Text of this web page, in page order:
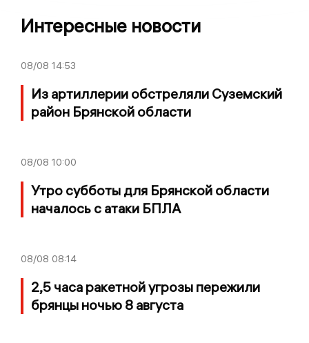
Интересные новости
08/08 14:53
Из артиллерии обстреляли Суземский
район Брянской области
08/08 10:00
Утро субботы для Брянской области
началось с атаки БПЛА
08/08 08:14
2,5 часа ракетной угрозы пережили
брянцы ночью 8 августа